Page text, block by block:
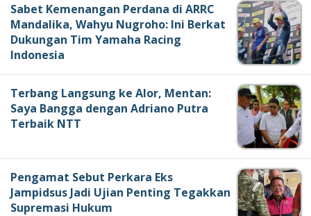
Sabet Kemenangan Perdana di ARRC
Mandalika, Wahyu Nugroho: Ini Berkat
Dukungan Tim Yamaha Racing
Indonesia
Terbang Langsung ke Alor, Mentan:
Saya Bangga dengan Adriano Putra
Terbaik NTT
Pengamat Sebut Perkara Eks
Jampidsus Jadi Ujian Penting Tegakkan
Supremasi Hukum